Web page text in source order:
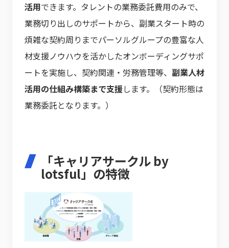
活用できます。タレントの業務委託費用のみで、
業務切り出しのサポートから、副業スタート時の
煩雑な契約周りまでパーソルグループの豊富な人
材支援ノウハウを活かしたオンボーディングサポ
ートを実施し、契約関連・労務管理等、 副業人材
活用の仕組み構築まで支援します。（契約形態は
業務委託となります。）
「キャリアサークル by
lotsful」の特徴